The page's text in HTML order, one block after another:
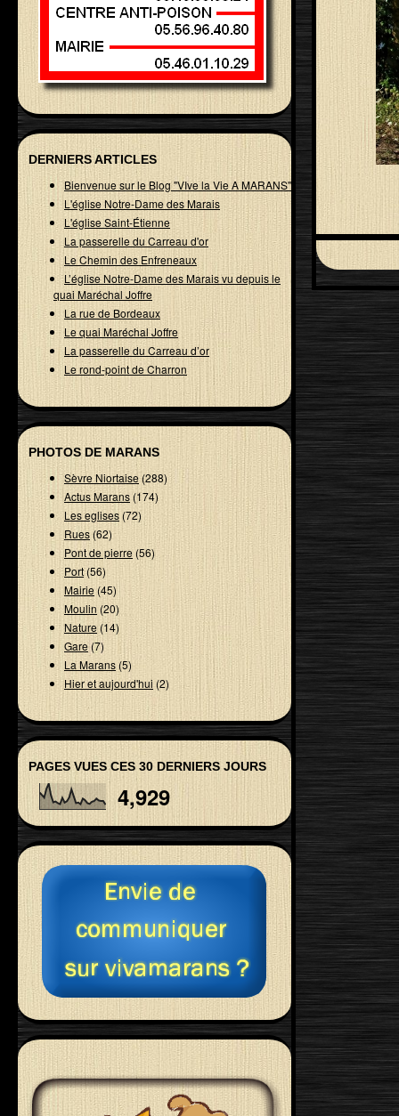
DERNIERS ARTICLES
Bienvenue sur le Blog "VIve la Vie A MARANS"
L'église Notre-Dame des Marais
L'église Saint-Étienne
La passerelle du Carreau d'or
Le Chemin des Enfreneaux
L’église Notre-Dame des Marais vu depuis le
quai Maréchal Joffre
La rue de Bordeaux
Le quai Maréchal Joffre
La passerelle du Carreau d’or
Le rond-point de Charron
PHOTOS DE MARANS
Sèvre Niortaise(288)
Actus Marans (174)
Les eglises(72)
Rues(62)
Pont de pierre(56)
Port(56)
Mairie(45)
Moulin(20)
Nature(14)
Gare (7)
La Marans(5)
Hier et aujourd'hui (2)
PAGES VUES CES 30 DERNIERS JOURS
4,929